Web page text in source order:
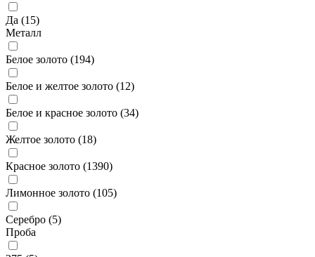
Да (15)
Металл
Белое золото (194)
Белое и желтое золото (12)
Белое и красное золото (34)
Желтое золото (18)
Красное золото (1390)
Лимонное золото (105)
Серебро (5)
Проба